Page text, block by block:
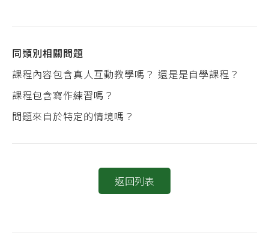
同類別相關問題
課程內容包含真人互動教學嗎？ 還是是自學課程？
課程包含寫作練習嗎？
問題來自於特定的情境嗎？
返回列表